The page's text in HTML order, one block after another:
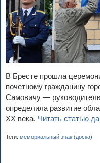
В Бресте прошла
почетному гражданину
Самовичу —
определила развитие
XX века. Читать статью
Теги: мемориальный знак (доска)